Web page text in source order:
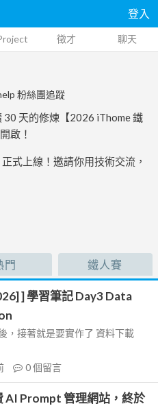
登入
徵才 聊天
粉絲團追蹤
30 天的修煉【2026 iThome 鐵
啟！
式上線！邀請你用技術交流，
門 鐵人賽
] 學習筆記 Day3 Data
，接著就是要實作了 資料下載
0個留言
AI Prompt 管理網站，終於